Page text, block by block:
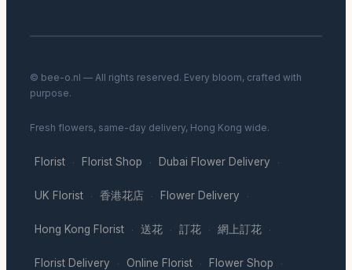
© bee-o.nl — All rights reserved. Every bloom, crafted with
purpose.
Fresh flowers, same-day delivery, Hong Kong wide.
Florist · Florist Shop · Dubai Flower Delivery ·
UK Florist · 香港花店 · Flower Delivery ·
Hong Kong Florist · 送花 · 訂花 · 網上訂花 ·
Florist Delivery · Online Florist · Flower Shop ·